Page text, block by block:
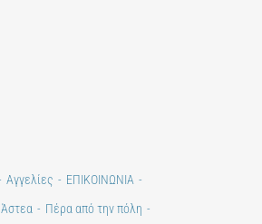
Αγγελίες
ΕΠΙΚΟΙΝΩΝΙΑ
Άστεα Πέρα από την πόλη